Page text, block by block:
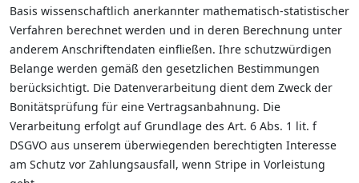
Basis wissenschaftlich anerkannter mathematisch-statistischer
Verfahren berechnet werden und in deren Berechnung unter
anderem Anschriftendaten einfließen. Ihre schutzwürdigen
Belange werden gemäß den gesetzlichen Bestimmungen
berücksichtigt. Die Datenverarbeitung dient dem Zweck der
Bonitätsprüfung für eine Vertragsanbahnung. Die
Verarbeitung erfolgt auf Grundlage des Art. 6 Abs. 1 lit. f
DSGVO aus unserem überwiegenden berechtigten Interesse
am Schutz vor Zahlungsausfall, wenn Stripe in Vorleistung